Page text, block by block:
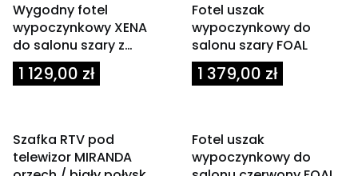
Wygodny fotel
wypoczynkowy XENA
do salonu szary z
drewnianymi
podłokietnikami
Cena
1 129,00 zł
Fotel uszak
wypoczynkowy do
salonu szary FOAL
Cena
1 379,00 zł
Powiadom mnie o
Szafka RTV pod
telewizor MIRANDA
Powiadom mnie o
Fotel uszak
wypoczynkowy do